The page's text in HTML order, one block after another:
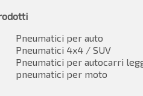
Pneumatici per auto
Pneumatici 4x4 / SUV
Pneumatici per autocarri
pneumatici per moto